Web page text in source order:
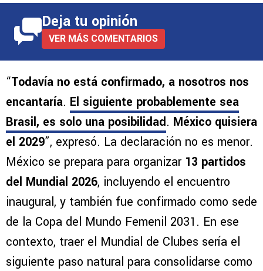
Deja tu opinión
VER MÁS COMENTARIOS
“Todavía no está confirmado, a nosotros nos
encantaría. El siguiente probablemente sea
Brasil, es solo una posibilidad. México quisiera
el 2029”, expresó. La declaración no es menor.
México se prepara para organizar 13 partidos
del Mundial 2026, incluyendo el encuentro
inaugural, y también fue confirmado como sede
de la Copa del Mundo Femenil 2031. En ese
contexto, traer el Mundial de Clubes sería el
siguiente paso natural para consolidarse como